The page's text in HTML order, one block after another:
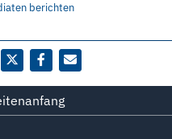
berichten